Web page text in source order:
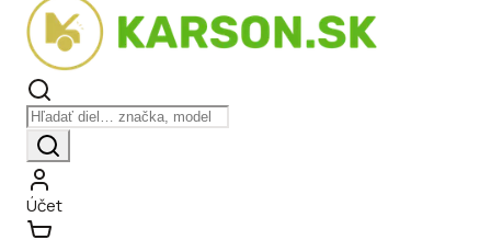
Účet